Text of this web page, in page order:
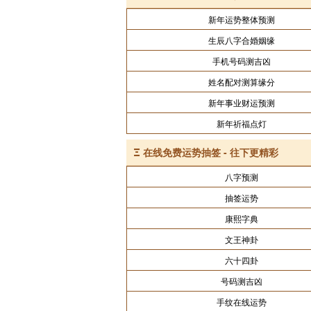
新年运势整体预测
生辰八字合婚姻缘
手机号码测吉凶
姓名配对测算缘分
新年事业财运预测
新年祈福点灯
Ξ 在线免费运势抽签 - 往下更精彩
八字预测
抽签运势
康熙字典
文王神卦
六十四卦
号码测吉凶
手纹在线运势